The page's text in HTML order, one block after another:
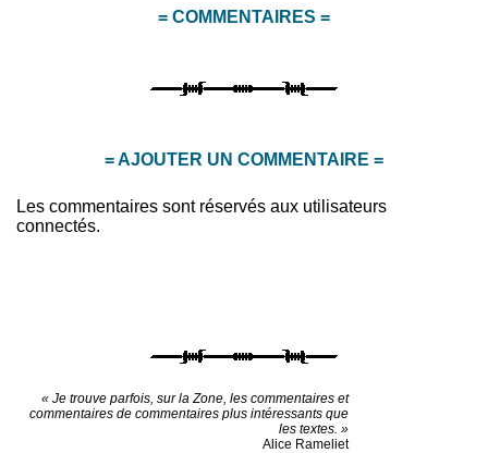
= COMMENTAIRES =
= AJOUTER UN COMMENTAIRE =
Les commentaires sont réservés aux utilisateurs
connectés.
« Je trouve parfois, sur la Zone, les commentaires et
commentaires de commentaires plus intéressants que
les textes. »
Alice Rameliet